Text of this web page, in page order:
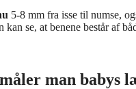
5-8 mm fra isse til numse,
kan se, at benene består af
man babys